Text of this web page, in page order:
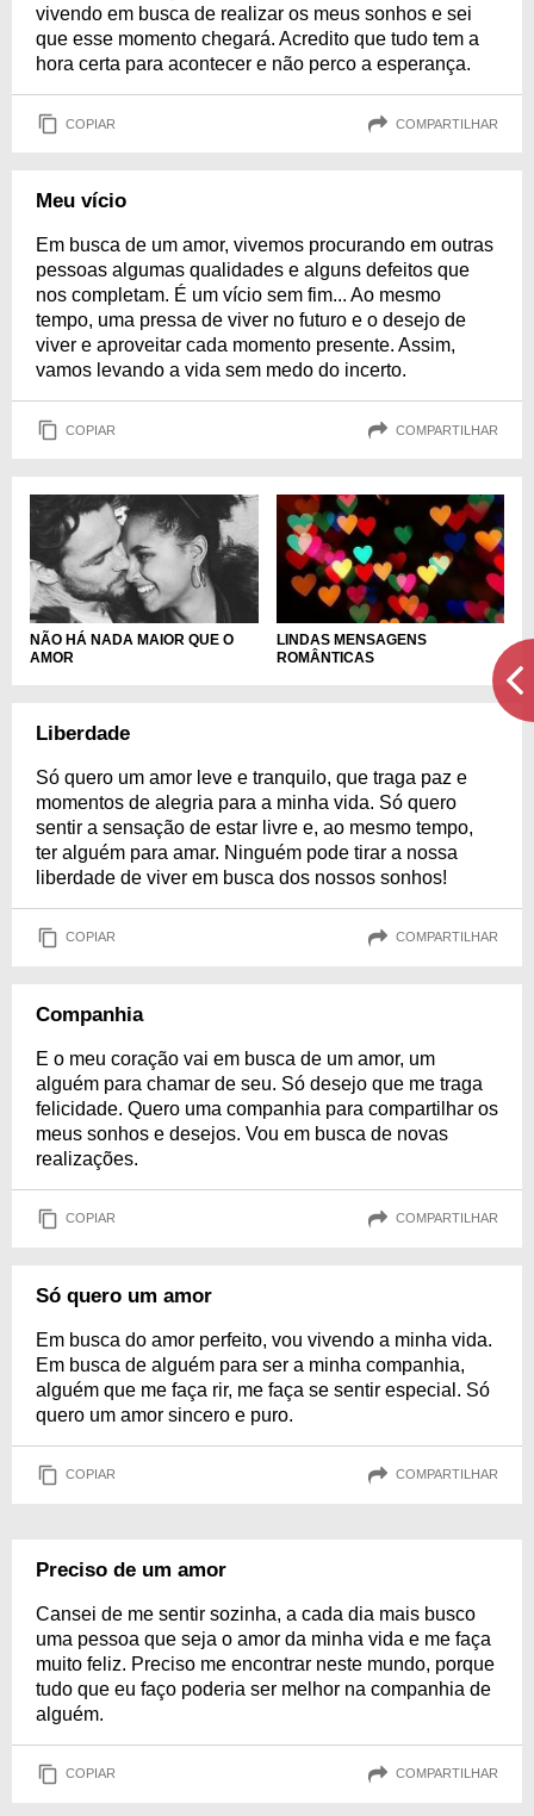
vivendo em busca de realizar os meus sonhos e sei
que esse momento chegará. Acredito que tudo tem a
hora certa para acontecer e não perco a esperança.
COPIAR COMPARTILHAR
Meu vício
Em busca de um amor, vivemos procurando em outras
pessoas algumas qualidades e alguns defeitos que
nos completam. É um vício sem fim... Ao mesmo
tempo, uma pressa de viver no futuro e o desejo de
viver e aproveitar cada momento presente. Assim,
vamos levando a vida sem medo do incerto.
COPIAR COMPARTILHAR
NÃO HÁ NADA MAIOR QUE O
AMOR
LINDAS MENSAGENS
ROMÂNTICAS
Liberdade
Só quero um amor leve e tranquilo, que traga paz e
momentos de alegria para a minha vida. Só quero
sentir a sensação de estar livre e, ao mesmo tempo,
ter alguém para amar. Ninguém pode tirar a nossa
liberdade de viver em busca dos nossos sonhos!
COPIAR COMPARTILHAR
Companhia
E o meu coração vai em busca de um amor, um
alguém para chamar de seu. Só desejo que me traga
felicidade. Quero uma companhia para compartilhar os
meus sonhos e desejos. Vou em busca de novas
realizações.
COPIAR COMPARTILHAR
Só quero um amor
Em busca do amor perfeito, vou vivendo a minha vida.
Em busca de alguém para ser a minha companhia,
alguém que me faça rir, me faça se sentir especial. Só
quero um amor sincero e puro.
COPIAR COMPARTILHAR
Preciso de um amor
Cansei de me sentir sozinha, a cada dia mais busco
uma pessoa que seja o amor da minha vida e me faça
muito feliz. Preciso me encontrar neste mundo, porque
tudo que eu faço poderia ser melhor na companhia de
alguém.
COPIAR COMPARTILHAR